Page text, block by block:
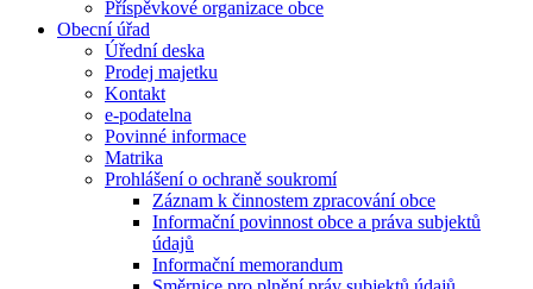
Příspěvkové organizace obce
Obecní úřad
Úřední deska
Prodej majetku
Kontakt
e-podatelna
Povinné informace
Matrika
Prohlášení o ochraně soukromí
Záznam k činnostem zpracování obce
Informační povinnost obce a práva subjektů
údajů
Informační memorandum